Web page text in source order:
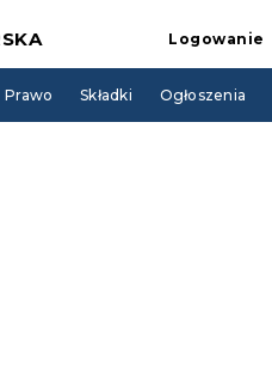
Logowanie
Prawo Składki Ogłoszenia